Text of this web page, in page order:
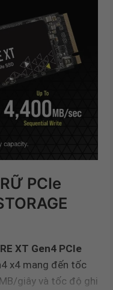
PCIe
XT Gen4 PCIe
x4 mang đến tốc
giây và tốc độ ghi